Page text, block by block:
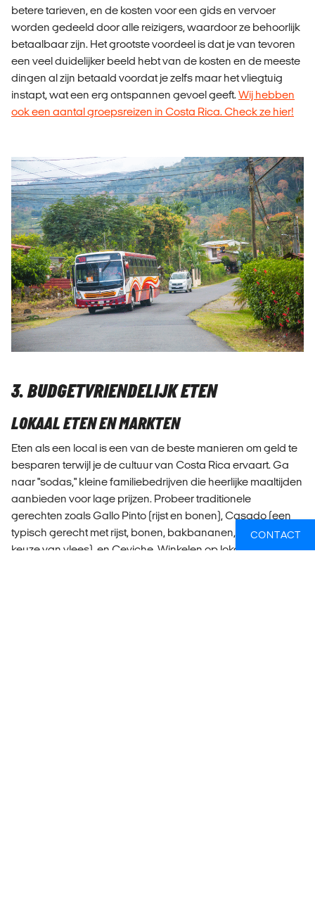
betere tarieven, en de kosten voor een gids en vervoer
worden gedeeld door alle reizigers, waardoor ze behoorlijk
betaalbaar zijn. Het grootste voordeel is dat je van tevoren
een veel duidelijker beeld hebt van de kosten en de meeste
dingen al zijn betaald voordat je zelfs maar het vliegtuig
instapt, wat een erg ontspannen gevoel geeft. Wij hebben
ook een aantal groepsreizen in Costa Rica. Check ze hier!
3. BUDGETVRIENDELIJK ETEN
LOKAAL ETEN EN MARKTEN
Eten als een local is een van de beste manieren om geld te
besparen terwijl je de cultuur van Costa Rica ervaart. Ga
naar "sodas," kleine familiebedrijven die heerlijke maaltijden
aanbieden voor lage prijzen. Probeer traditionele
gerechten zoals Gallo Pinto (rijst en bonen), Casado (een
typisch gerecht met rijst, bonen, bakbananen, salade en je
keuze van vlees), en Ceviche. Winkelen op lokale markten is
CONTACT